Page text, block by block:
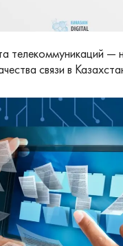
телекоммуникаций —
связи в